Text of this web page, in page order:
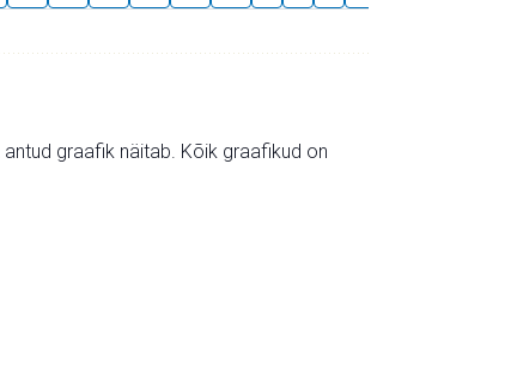
graafik näitab. Kõik graafikud on